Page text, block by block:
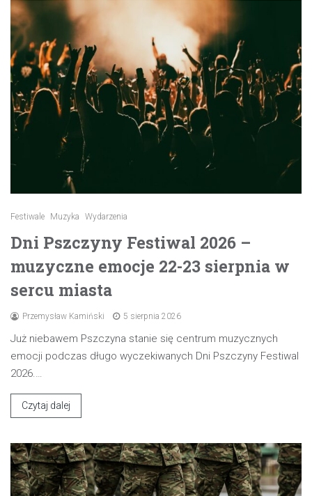
Festiwale Muzyka Wydarzenia
Dni Pszczyny Festiwal 2026 –
muzyczne emocje 22-23 sierpnia w
sercu miasta
Przemysław Kamiński 5 sierpnia 2026
Już niebawem Pszczyna stanie się centrum muzycznych
emocji podczas długo wyczekiwanych Dni Pszczyny Festiwal
2026.…
Czytaj dalej